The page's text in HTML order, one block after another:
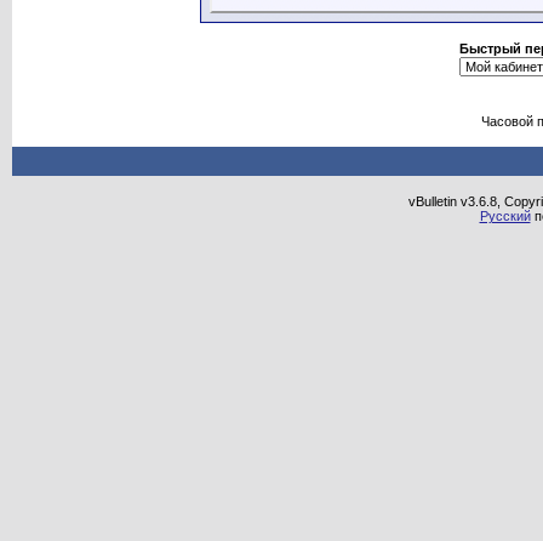
Быстрый
Часовой
vBulletin v3.6.8,
Русский